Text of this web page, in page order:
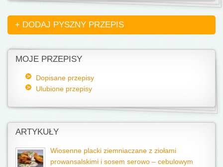
+ DODAJ PYSZNY PRZEPIS
MOJE PRZEPISY
Dopisane przepisy
Ulubione przepisy
ARTYKUŁY
Wiosenne placki ziemniaczane z ziołami
prowansalskimi i sosem serowo – cebulowym